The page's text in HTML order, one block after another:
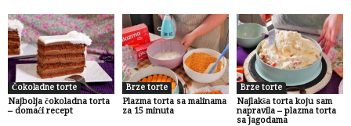
Čokoladne torte
Najbolja čokoladna torta
– domaći recept
Brze torte
Plazma torta sa malinama
za 15 minuta
Brze torte
Najlakša torta koju sam
napravila – plazma torta
sa jagodama